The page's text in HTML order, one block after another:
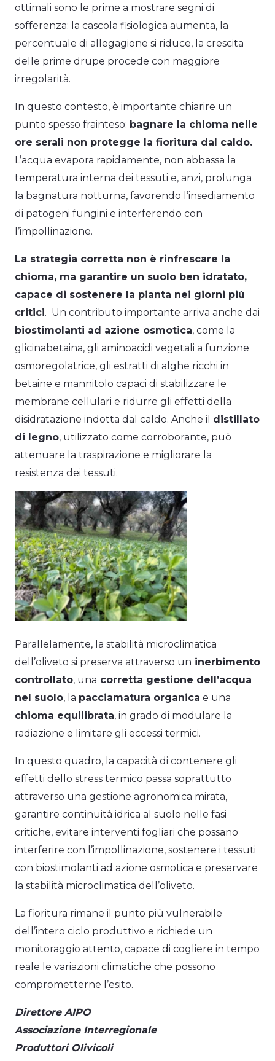
ottimali sono le prime a mostrare segni di
sofferenza: la cascola fisiologica aumenta, la
percentuale di allegagione si riduce, la crescita
delle prime drupe procede con maggiore
irregolarità.
In questo contesto, è importante chiarire un
punto spesso frainteso: bagnare la chioma nelle
ore serali non protegge la fioritura dal caldo.
L’acqua evapora rapidamente, non abbassa la
temperatura interna dei tessuti e, anzi, prolunga
la bagnatura notturna, favorendo l’insediamento
di patogeni fungini e interferendo con
l’impollinazione.
La strategia corretta non è rinfrescare la
chioma, ma garantire un suolo ben idratato,
capace di sostenere la pianta nei giorni più
critici. Un contributo importante arriva anche dai
biostimolanti ad azione osmotica, come la
glicinabetaina, gli aminoacidi vegetali a funzione
osmoregolatrice, gli estratti di alghe ricchi in
betaine e mannitolo capaci di stabilizzare le
membrane cellulari e ridurre gli effetti della
disidratazione indotta dal caldo. Anche il distillato
di legno, utilizzato come corroborante, può
attenuare la traspirazione e migliorare la
resistenza dei tessuti.
Parallelamente, la stabilità microclimatica
dell’oliveto si preserva attraverso un inerbimento
controllato, una corretta gestione dell’acqua
nel suolo, la pacciamatura organica e una
chioma equilibrata, in grado di modulare la
radiazione e limitare gli eccessi termici.
In questo quadro, la capacità di contenere gli
effetti dello stress termico passa soprattutto
attraverso una gestione agronomica mirata,
garantire continuità idrica al suolo nelle fasi
critiche, evitare interventi fogliari che possano
interferire con l’impollinazione, sostenere i tessuti
con biostimolanti ad azione osmotica e preservare
la stabilità microclimatica dell’oliveto.
La fioritura rimane il punto più vulnerabile
dell’intero ciclo produttivo e richiede un
monitoraggio attento, capace di cogliere in tempo
reale le variazioni climatiche che possono
comprometterne l’esito.
Direttore AIPO
Associazione Interregionale
Produttori Olivicoli